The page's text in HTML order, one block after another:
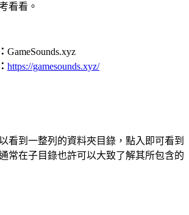
看看。
GameSounds.xyz
https://gamesounds.xyz/
看到一整列的資料夾目錄，點入即可看到
常在子目錄也許可以大致了解其所包含的